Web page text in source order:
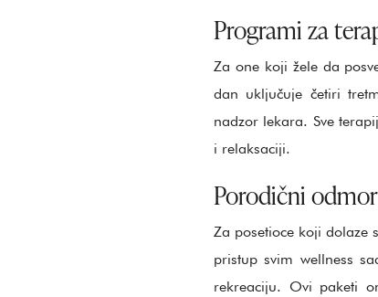
Programi za
Za one koji žele da
dan uključuje četiri
nadzor lekara. Sve
i relaksaciji.
Porodični
Za posetioce koji dolaze
pristup svim wellness
rekreaciju. Ovi paketi